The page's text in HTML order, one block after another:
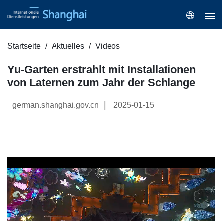
Startseite Aktuelles Videos
Yu-Garten erstrahlt mit Installationen
von Laternen zum Jahr der Schlange
german.shanghai.gov.cn 2025-01-15